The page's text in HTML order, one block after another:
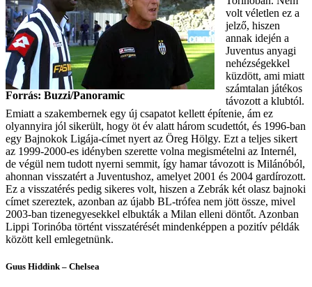
Forrás: Buzzi/Panoramic
volt véletlen ez a
jelző, hiszen
annak idején a
Juventus anyagi
nehézségekkel
küzdött, ami miatt
számtalan játékos
távozott a klubtól.
Emiatt a szakembernek egy új csapatot kellett építenie, ám ez
olyannyira jól sikerült, hogy öt év alatt három scudettót, és 1996-ban
egy Bajnokok Ligája-címet nyert az Öreg Hölgy. Ezt a teljes sikert
az 1999-2000-es idényben szerette volna megismételni az Internél,
de végül nem tudott nyerni semmit, így hamar távozott is Milánóból,
ahonnan visszatért a Juventushoz, amelyet 2001 és 2004 gardírozott.
Ez a visszatérés pedig sikeres volt, hiszen a Zebrák két olasz bajnoki
címet szereztek, azonban az újabb BL-trófea nem jött össze, mivel
2003-ban tizenegyesekkel elbukták a Milan elleni döntőt. Azonban
Lippi Torinóba történt visszatérését mindenképpen a pozitív példák
között kell emlegetnünk.
Guus Hiddink – Chelsea